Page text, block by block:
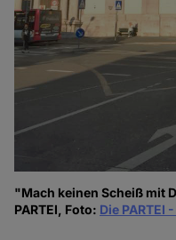
"Mach keinen Scheiß mit
PARTEI, Foto: Die